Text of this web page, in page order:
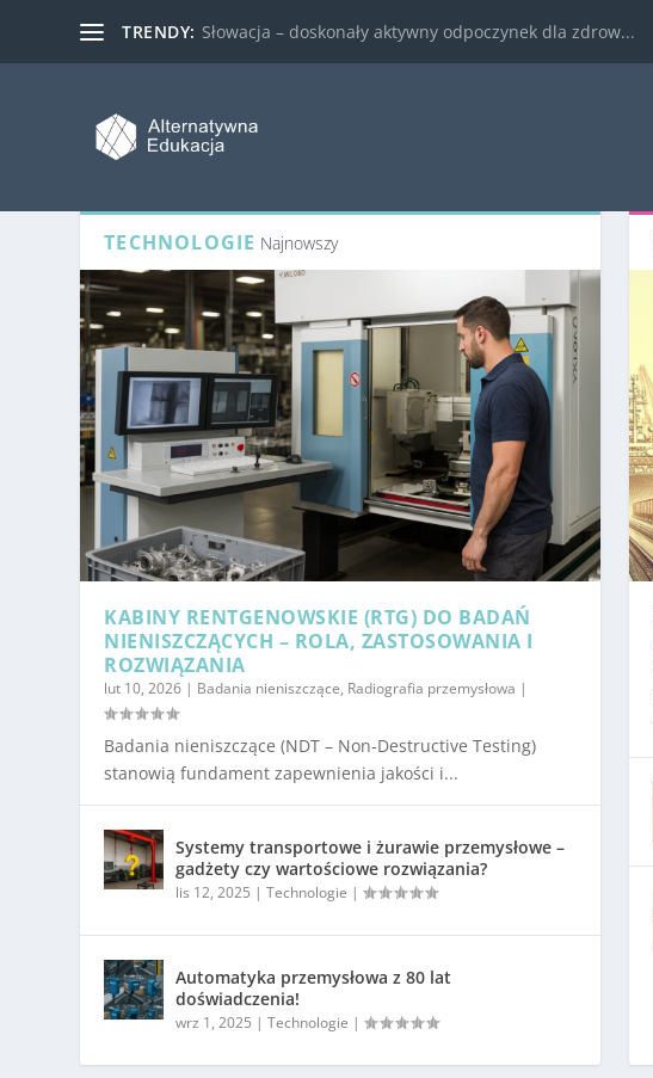
TRENDY: Słowacja – doskonały aktywny odpoczynek dla zdrow...
TECHNOLOGIE Najnowszy
KABINY RENTGENOWSKIE (RTG) DO BADAŃ
NIENISZCZĄCYCH – ROLA, ZASTOSOWANIA I
ROZWIĄZANIA
lut 10, 2026 | Badania nieniszczące, Radiografia przemysłowa |
Badania nieniszczące (NDT – Non-Destructive Testing)
stanowią fundament zapewnienia jakości i...
Systemy transportowe i żurawie przemysłowe –
gadżety czy wartościowe rozwiązania?
lis 12, 2025 |Technologie |
Automatyka przemysłowa z 80 lat
doświadczenia!
wrz 1, 2025 |Technologie |